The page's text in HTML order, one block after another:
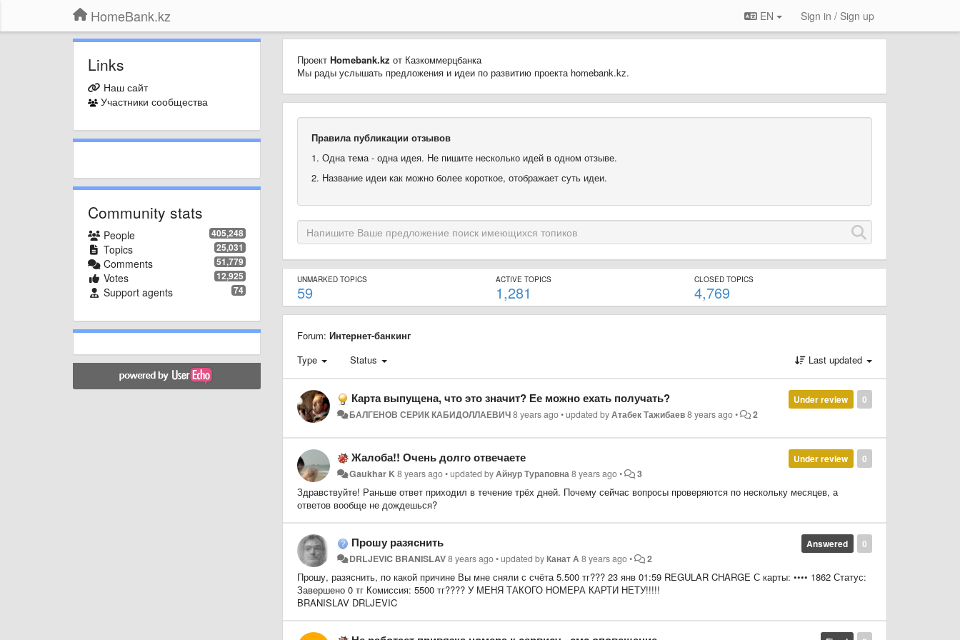
HomeBank.kz EN Sign in / Sign up
Links
Наш сайт
Участники сообщества
Community stats
405,248
People
25,031
Topics
51,779
Comments
12,925
Votes
74
Support agents
ПроектHomebank.kz от Казкоммерцбанка
Мы рады услышать предложения и идеи по развитию проекта homebank.kz.
Правила публикации отзывов
1. Одна тема - одна идея. Не пишите несколько идей в одном отзыве.
2. Название идеи как можно более короткое, отображает суть идеи.
UNMARKED TOPICS
59
ACTIVE TOPICS
1,281
CLOSED TOPICS
4,769
Forum: Интернет-банкинг
Type
Status Last updated
0
Under review
Карта выпущена, что это значит? Ее можно ехать получать?
БАЛГЕНОВ СЕРИК КАБИДОЛЛАЕВИЧ8 years ago•updated byАтабек Тажибаев8 years ago• 2
0
Under review
Жалоба!! Очень долго отвечаете
Gaukhar K8 years ago•updated byАйнур Тураповна8 years ago• 3
Здравствуйте! Раньше ответ приходил в течение трёх дней. Почему сейчас вопросы проверяются по нескольку месяцев, а
ответов вообще не дождешься?
0
Answered
Прошу разяснить
DRLJEVIC BRANISLAV8 years ago•updated byКанат А8 years ago• 2
Прошу, разяснить, по какой причине Вы мне сняли с счёта 5.500 тг??? 23 янв 01:59 REGULAR CHARGE С карты: •••• 1862 Статус:
Завершено 0 тг Комиссия: 5500 тг???? У МЕНЯ ТАКОГО НОМЕРА КАРТИ НЕТУ!!!!!
BRANISLAV DRLJEVIC